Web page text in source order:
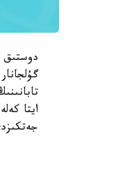
دوستىق
ايتا